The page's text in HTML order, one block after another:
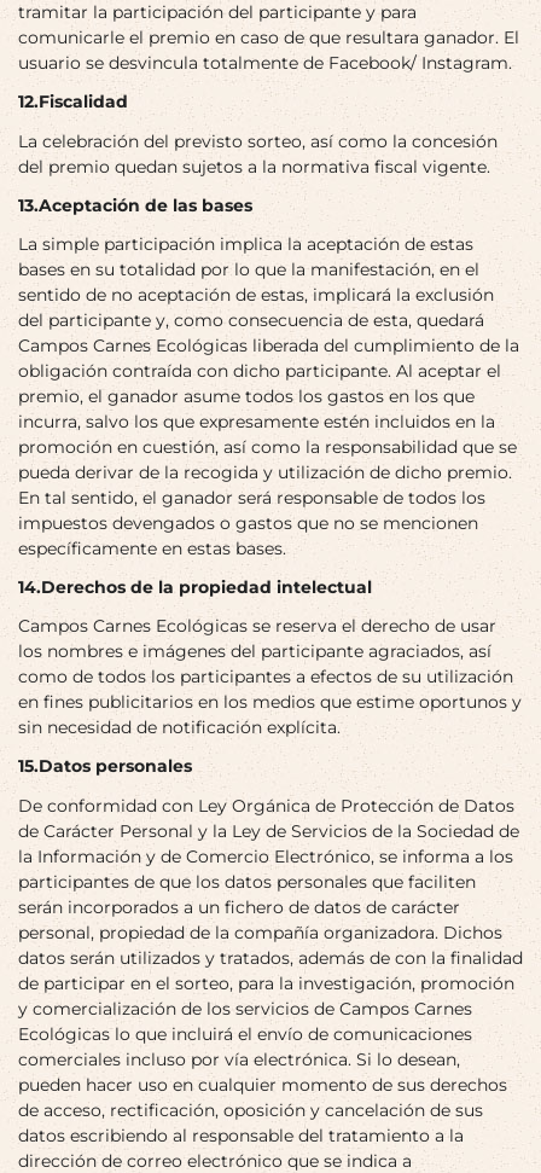
tramitar la participación del participante y para
comunicarle el premio en caso de que resultara ganador. El
usuario se desvincula totalmente de Facebook/ Instagram.
12.Fiscalidad
La celebración del previsto sorteo, así como la concesión
del premio quedan sujetos a la normativa fiscal vigente.
13.Aceptación de las bases
La simple participación implica la aceptación de estas
bases en su totalidad por lo que la manifestación, en el
sentido de no aceptación de estas, implicará la exclusión
del participante y, como consecuencia de esta, quedará
Campos Carnes Ecológicas liberada del cumplimiento de la
obligación contraída con dicho participante. Al aceptar el
premio, el ganador asume todos los gastos en los que
incurra, salvo los que expresamente estén incluidos en la
promoción en cuestión, así como la responsabilidad que se
pueda derivar de la recogida y utilización de dicho premio.
En tal sentido, el ganador será responsable de todos los
impuestos devengados o gastos que no se mencionen
específicamente en estas bases.
14.Derechos de la propiedad intelectual
Campos Carnes Ecológicas se reserva el derecho de usar
los nombres e imágenes del participante agraciados, así
como de todos los participantes a efectos de su utilización
en fines publicitarios en los medios que estime oportunos y
sin necesidad de notificación explícita.
15.Datos personales
De conformidad con Ley Orgánica de Protección de Datos
de Carácter Personal y la Ley de Servicios de la Sociedad de
la Información y de Comercio Electrónico, se informa a los
participantes de que los datos personales que faciliten
serán incorporados a un fichero de datos de carácter
personal, propiedad de la compañía organizadora. Dichos
datos serán utilizados y tratados, además de con la finalidad
de participar en el sorteo, para la investigación, promoción
y comercialización de los servicios de Campos Carnes
Ecológicas lo que incluirá el envío de comunicaciones
comerciales incluso por vía electrónica. Si lo desean,
pueden hacer uso en cualquier momento de sus derechos
de acceso, rectificación, oposición y cancelación de sus
datos escribiendo al responsable del tratamiento a la
dirección de correo electrónico que se indica a